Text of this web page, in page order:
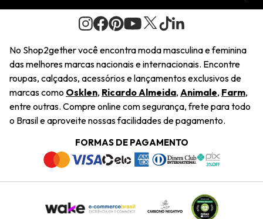
Journal
Saiu na Mídia
Sustentabilidade
Navegando
Termos e Condições
Trabalhe Conosco
Regulamento e Promoções
Pedido de Presente
Wishlist
Condições Gerais
Troca Fácil
Restituição de Pagamento
Dúvidas Frequentes
Termos e Condições
Política de Privacidade
No Shop2gether você encontra moda masculina e feminina
das melhores marcas nacionais e internacionais. Encontre
roupas, calçados, acessórios e lançamentos exclusivos de
marcas como Osklen, Ricardo Almeida, Animale, Farm,
entre outras. Compre online com segurança, frete para todo
o Brasil e aproveite nossas facilidades de pagamento.
FORMAS DE PAGAMENTO